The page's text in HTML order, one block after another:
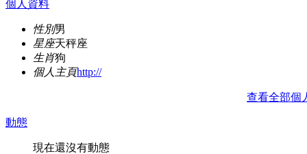
個人資料
性別男
星座天秤座
生肖狗
個人主頁http://
查看全部個
動態
現在還沒有動態